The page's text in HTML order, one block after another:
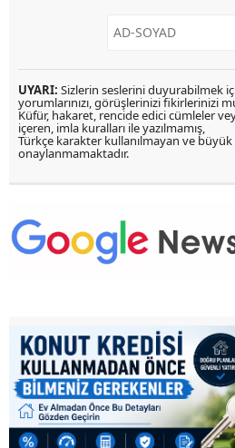
UYARI: Sizlerin seslerini duyurabilmek
yorumlarınızı, görüşlerinizi fikirlerinizi
Küfür, hakaret, rencide edici cümleler
içeren, imla kuralları ile yazılmamış,
Türkçe karakter kullanılmayan ve
onaylanmamaktadır.